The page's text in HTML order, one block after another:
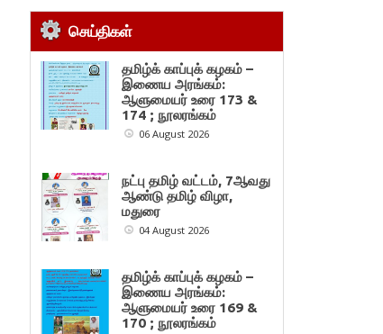
செய்திகள்
தமிழ்க் காப்புக் கழகம் –
இணைய அரங்கம்:
ஆளுமையர் உரை 173 &
174 ; நூலரங்கம்
06 August 2026
நட்பு தமிழ் வட்டம், 7ஆவது
ஆண்டு தமிழ் விழா,
மதுரை
04 August 2026
தமிழ்க் காப்புக் கழகம் –
இணைய அரங்கம்:
ஆளுமையர் உரை 169 &
170 ; நூலரங்கம்